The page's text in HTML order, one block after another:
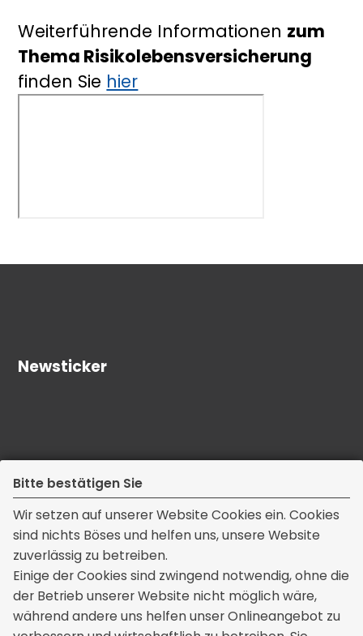
Bitte bestätigen Sie
Wir setzen auf unserer Website Cookies ein. Cookies
sind nichts Böses und helfen uns, unsere Website
zuverlässig zu betreiben.
Einige der Cookies sind zwingend notwendig, ohne die
der Betrieb unserer Website nicht möglich wäre,
während andere uns helfen unser Onlineangebot zu
Weiterführende Informationen zum
Thema Risikolebensversicherung
finden Sie hier
Newsticker
Kontakt
Kisic Versicherungsmakler GmbH & Co. KG
Untere Wiesen 6